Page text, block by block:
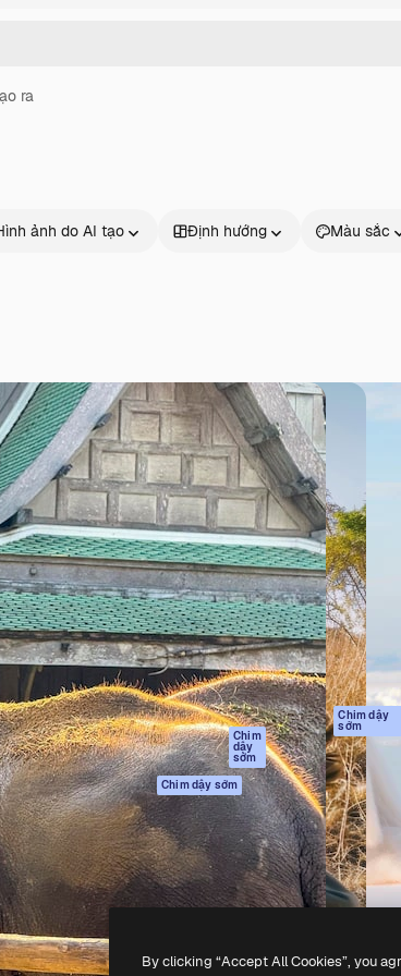
ra
ảnh do AI tạo Định hướng Màu sắc
chủ những
1 triệu người
tạo, doanh
Sản phẩm
Spaces
Trợ Lý AI
Trình tạo hình ảnh
AI
Trình tạo video AI
Máy phát giọng nói
AI
Nội dung kho
MCP dành cho
Claude/ChatGPT
Chim
dậy
sớm
Agents Chim dậy sớm
Giao diện lập trình
ứng dụng (API)
Ứng dụng di động
Tất cả các công cụ
Magnific
Bắt đầu
Academy
Tài liệu
Hỗ trợ
Điều khoản sử
dụng
Chính sách bảo
mật
Bản
gốc
Chim dậy
sớm
Chính sách cookie
Trung tâm tin cậy
Đối tác liên kết
Công ty
By clicking “Accept All Cookies”, you